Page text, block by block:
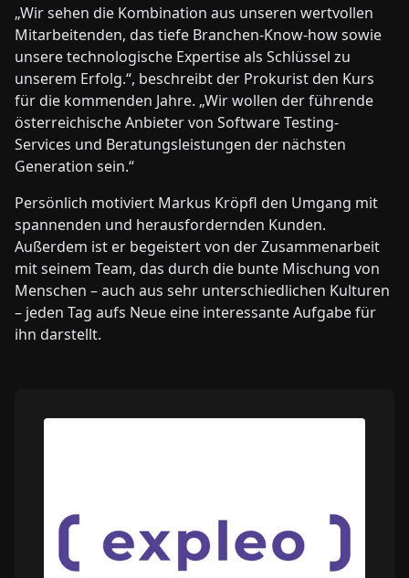
„Wir sehen die Kombination aus unseren wertvollen
Mitarbeitenden, das tiefe Branchen-Know-how sowie
unsere technologische Expertise als Schlüssel zu
unserem Erfolg.“, beschreibt der Prokurist den Kurs
für die kommenden Jahre. „Wir wollen der führende
österreichische Anbieter von Software Testing-
Services und Beratungsleistungen der nächsten
Generation sein.“
Persönlich motiviert Markus Kröpfl den Umgang mit
spannenden und herausfordernden Kunden.
Außerdem ist er begeistert von der Zusammenarbeit
mit seinem Team, das durch die bunte Mischung von
Menschen – auch aus sehr unterschiedlichen Kulturen
– jeden Tag aufs Neue eine interessante Aufgabe für
ihn darstellt.